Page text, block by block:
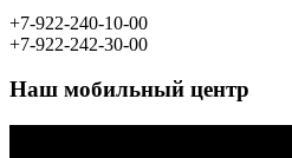
+7-922-240-10-00
+7-922-242-30-00
Наш мобильный центр